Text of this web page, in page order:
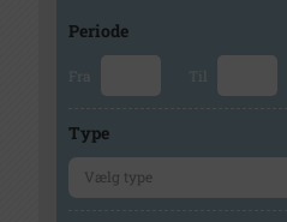
Periode
Fra Til
Type